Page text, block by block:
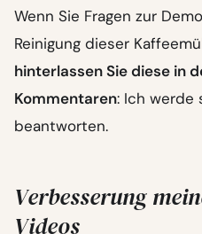
Wenn Sie Fragen zur
Reinigung dieser
hinterlassen Sie diese in
Kommentaren: Ich werde
beantworten.
Verbesserung
Videos